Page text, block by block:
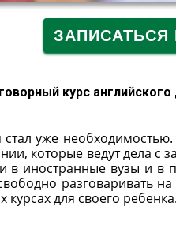
ЗАПИСАТЬСЯ
курс
уже
которые ведут дела
иностранные вузы и в
разговаривать
для своего ребенка.